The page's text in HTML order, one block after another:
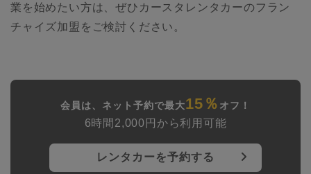
業を始めたい方は、ぜひカースタレンタカーのフラン
チャイズ加盟をご検討ください。
会員は、ネット予約で最大15％ オフ！
6時間2,000円から利用可能
レンタカーを予約する